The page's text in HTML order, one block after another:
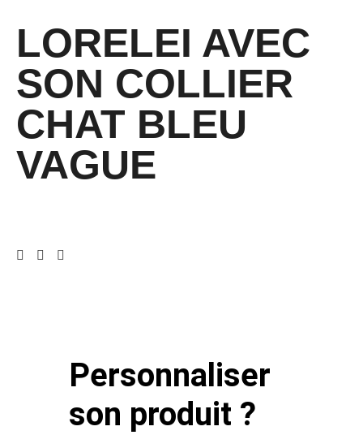
LORELEI AVEC
SON COLLIER
CHAT BLEU
VAGUE
Personnaliser
son produit ?